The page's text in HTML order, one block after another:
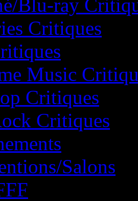
Blu-ray
Critiques
Music
Critiques
Critiques
Salons